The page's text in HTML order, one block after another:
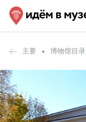
主要 博物馆目录